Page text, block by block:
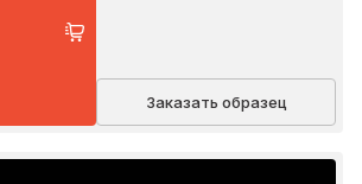
Заказать образец